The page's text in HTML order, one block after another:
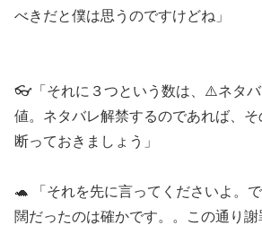
べきだと僕は思うのですけどね」
👓「それに３つという数は、⚠️ネタ
値。ネタバレ解禁するのであれば、
断っておきましょう」
🐢 「それを先に言ってくださいよ。
闊だったのは確かです。。この通り謝